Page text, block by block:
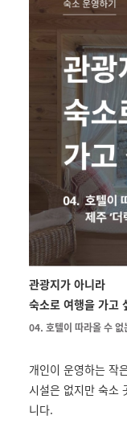
관광지가 아니라
숙소로 여행을 가고
04. 호텔이 따라올 수
개인이 운영하는 작
시설은 없지만 숙소
니다.